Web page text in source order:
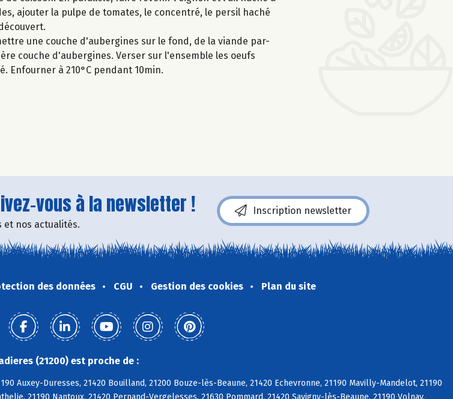
ajouter la pulpe de tomates, le concentré, le persil haché
une couche d'aubergines sur le fond, de la viande par-
couche d'aubergines. Verser sur l'ensemble les oeufs
Enfourner à 210°C pendant 10min.
vous à la newsletter !
et nos actualités.
Inscription newsletter
des données CGU Gestion des cookies Plan du site
(21200) est proche de :
Auxey-Duresses, 21420 Bouilland, 21200 Bouze-lès-Beaune, 21420 Echevronne, 21190 Mavilly-Mandelot, 21190
21190 Nantoux, 21420 Pernand-Vergelesses, 21630 Pommard, 21420 Savigny-lès-Beaune, 21190 Volnay,